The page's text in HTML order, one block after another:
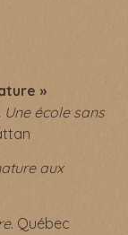
»
Une école sans
aux
. Québec